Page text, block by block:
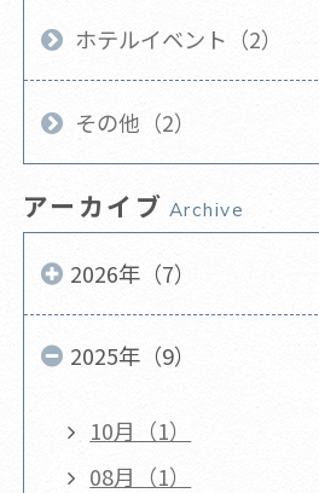
ホテルイベント（2）
その他（2）
アーカイブ Archive
2026年（7）
2025年（9）
10月（1）
08月（1）